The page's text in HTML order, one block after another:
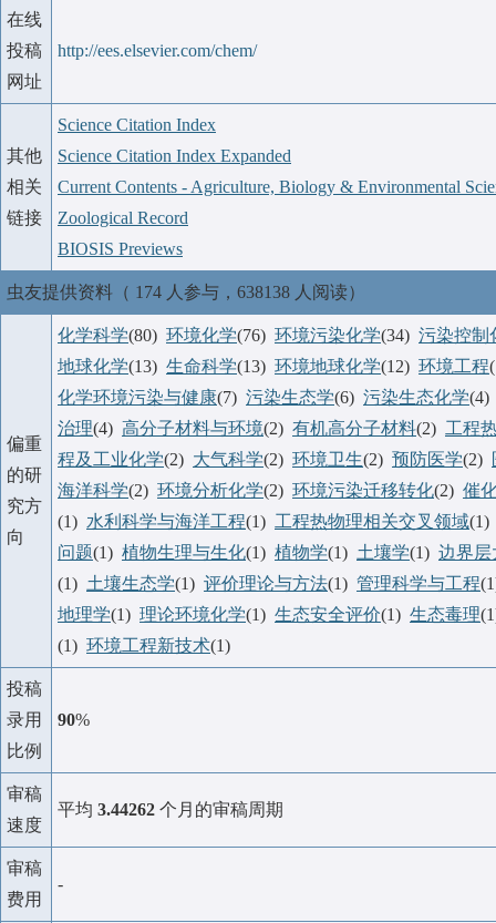
在线
投稿
网址
http://ees.elsevier.com/chem/
其他
相关
链接
Science Citation Index
Science Citation Index Expanded
Current Contents - Agriculture, Biology & Environmental
Zoological Record
BIOSIS Previews
虫友提供资料（ 174 人参与，638138 人阅读）
偏重
的研
究方
向
化学科学(80) 环境化学(76) 环境污染化学(34) 污染控制
地球化学(13) 生命科学(13) 环境地球化学(12) 环境工程
化学环境污染与健康(7) 污染生态学(6) 污染生态化学
治理(4) 高分子材料与环境(2) 有机高分子材料(2) 工程
程及工业化学(2) 大气科学(2) 环境卫生(2) 预防医学(2)
海洋科学(2) 环境分析化学(2) 环境污染迁移转化(2) 催
(1) 水利科学与海洋工程(1) 工程热物理相关交叉领域
问题(1) 植物生理与生化(1) 植物学(1) 土壤学(1) 边界层
(1) 土壤生态学(1) 评价理论与方法(1) 管理科学与工程
地理学(1) 理论环境化学(1) 生态安全评价(1) 生态毒理
(1) 环境工程新技术(1)
投稿
录用
比例
90%
审稿
速度
平均 3.44262 个月的审稿周期
审稿
费用
-